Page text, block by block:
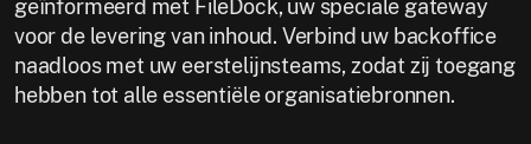
geïnformeerd met FileDock, uw speciale gateway
voor de levering van inhoud. Verbind uw backoffice
naadloos met uw eerstelijnsteams, zodat zij toegang
hebben tot alle essentiële organisatiebronnen.